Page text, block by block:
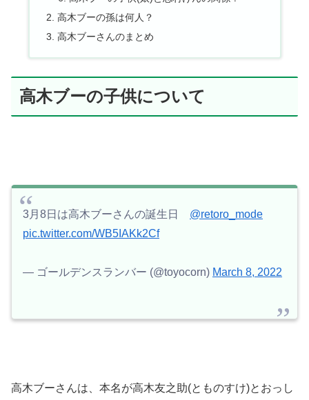
高木ブーの孫は何人？
高木ブーさんのまとめ
高木ブーの子供について
3月8日は高木ブーさんの誕生日 @retoro_mode
pic.twitter.com/WB5IAKk2Cf
— ゴールデンスランバー (@toyocorn) March 8, 2022
高木ブーさんは、本名が高木友之助(とものすけ)とおっし